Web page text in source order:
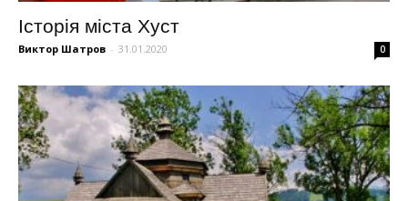
Історія міста Хуст
Виктор Шатров - 31.01.2020 0